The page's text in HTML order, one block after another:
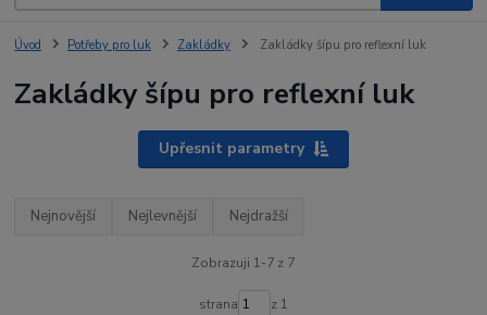
Úvod Potřeby pro luk Zakládky Zakládky šípu pro reflexní luk
Zakládky šípu pro reflexní luk
Upřesnit parametry
Nejnovější Nejlevnější Nejdražší
Zobrazuji 1-7 z 7
strana z 1